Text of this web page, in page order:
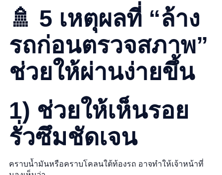
🚿 5 เหตุผลที่ “ล้าง
รถก่อนตรวจสภาพ”
ช่วยให้ผ่านง่ายขึ้น
1) ช่วยให้เห็นรอย
รั่วซึมชัดเจน
คราบน้ำมันหรือคราบโคลนใต้ท้องรถ อาจทำให้เจ้าหน้าที่